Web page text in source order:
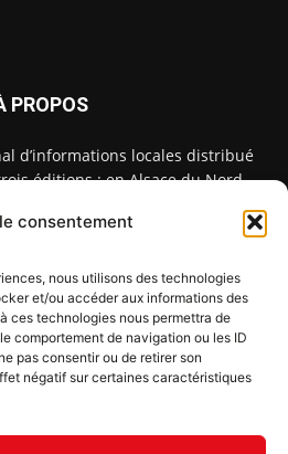
consentement
nous utilisons des technologies
et/ou accéder aux informations des
ces technologies nous permettra de
comportement de navigation ou les ID
pas consentir ou de retirer son
négatif sur certaines caractéristiques
PROPOS
d’informations locales distribué
éditions : en Alsace du Nord
d’Obernai-Molsheim-Erstein
Vignoble et Plaine depuis 2023.
NOUS
à la newsletter